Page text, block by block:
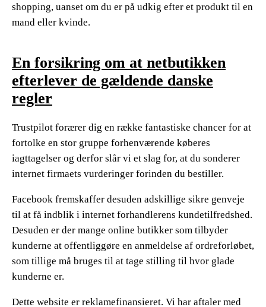
shopping, uanset om du er på udkig efter et produkt til en
mand eller kvinde.
En forsikring om at netbutikken
efterlever de gældende danske
regler
Trustpilot forærer dig en række fantastiske chancer for at
fortolke en stor gruppe forhenværende køberes
iagttagelser og derfor slår vi et slag for, at du sonderer
internet firmaets vurderinger forinden du bestiller.
Facebook fremskaffer desuden adskillige sikre genveje
til at få indblik i internet forhandlerens kundetilfredshed.
Desuden er der mange online butikker som tilbyder
kunderne at offentliggøre en anmeldelse af ordreforløbet,
som tillige må bruges til at tage stilling til hvor glade
kunderne er.
Dette website er reklamefinansieret. Vi har aftaler med